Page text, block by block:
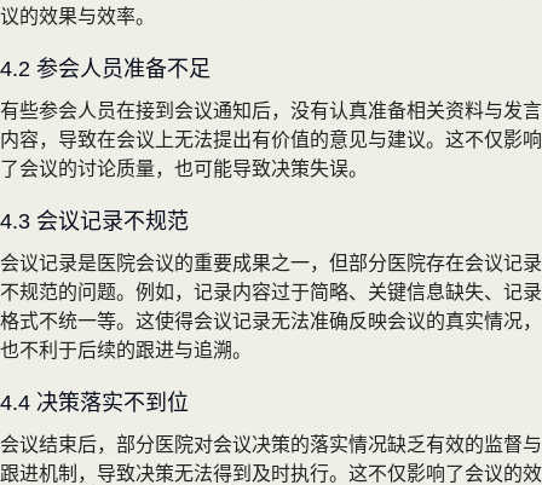
议的效果与效率。
4.2 参会人员准备不足
有些参会人员在接到会议通知后，没有认真准备相关资料与发言
内容，导致在会议上无法提出有价值的意见与建议。这不仅影响
了会议的讨论质量，也可能导致决策失误。
4.3 会议记录不规范
会议记录是医院会议的重要成果之一，但部分医院存在会议记录
不规范的问题。例如，记录内容过于简略、关键信息缺失、记录
格式不统一等。这使得会议记录无法准确反映会议的真实情况，
也不利于后续的跟进与追溯。
4.4 决策落实不到位
会议结束后，部分医院对会议决策的落实情况缺乏有效的监督与
跟进机制，导致决策无法得到及时执行。这不仅影响了会议的效